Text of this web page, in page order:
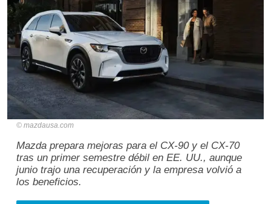
mazdausa.com
Mazda prepara mejoras para el CX-90 y el CX-70
tras un primer semestre débil en EE. UU., aunque
junio trajo una recuperación y la empresa volvió a
los beneficios.